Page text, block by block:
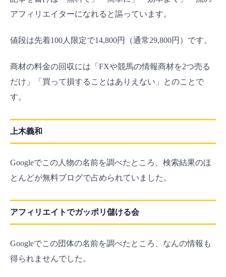
アフィリエイターになれると謳っています。
値段は先着100人限定で14,800円（通常29,800円）です。
商材の料金の回収には「FXや競馬の情報商材を2つ売る
だけ」「買って損することはありえない」とのことで
す。
上木義和
Googleでこの人物の名前を調べたところ、検索結果のほ
とんどが無料ブログで占められていました。
アフィリエイトでガッポリ儲ける会
Googleでこの団体の名前を調べたところ、なんの情報も
得られませんでした。